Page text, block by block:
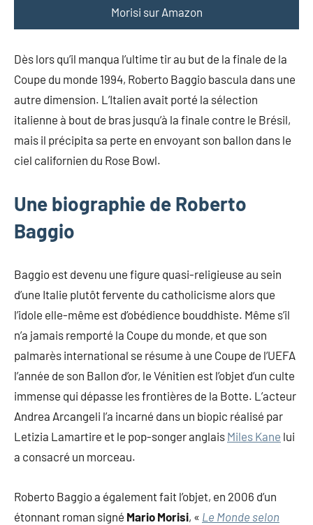
Morisi sur Amazon
Dès lors qu’il manqua l’ultime tir au but de la finale de la
Coupe du monde 1994, Roberto Baggio bascula dans une
autre dimension. L’Italien avait porté la sélection
italienne à bout de bras jusqu’à la finale contre le Brésil,
mais il précipita sa perte en envoyant son ballon dans le
ciel californien du Rose Bowl.
Une biographie de Roberto
Baggio
Baggio est devenu une figure quasi-religieuse au sein
d’une Italie plutôt fervente du catholicisme alors que
l’idole elle-même est d’obédience bouddhiste. Même s’il
n’a jamais remporté la Coupe du monde, et que son
palmarès international se résume à une Coupe de l’UEFA
l’année de son Ballon d’or, le Vénitien est l’objet d’un culte
immense qui dépasse les frontières de la Botte. L’acteur
Andrea Arcangeli l’a incarné dans un biopic réalisé par
Letizia Lamartire et le pop-songer anglais Miles Kane lui
a consacré un morceau.
Roberto Baggio a également fait l’objet, en 2006 d’un
étonnant roman signé Mario Morisi, « Le Monde selon